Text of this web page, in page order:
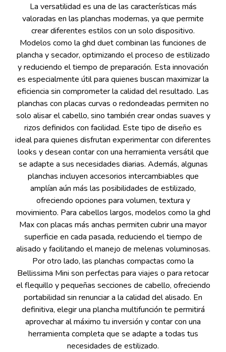
La versatilidad es una de las características más
valoradas en las planchas modernas, ya que permite
crear diferentes estilos con un solo dispositivo.
Modelos como la ghd duet combinan las funciones de
plancha y secador, optimizando el proceso de estilizado
y reduciendo el tiempo de preparación. Esta innovación
es especialmente útil para quienes buscan maximizar la
eficiencia sin comprometer la calidad del resultado. Las
planchas con placas curvas o redondeadas permiten no
solo alisar el cabello, sino también crear ondas suaves y
rizos definidos con facilidad. Este tipo de diseño es
ideal para quienes disfrutan experimentar con diferentes
looks y desean contar con una herramienta versátil que
se adapte a sus necesidades diarias. Además, algunas
planchas incluyen accesorios intercambiables que
amplían aún más las posibilidades de estilizado,
ofreciendo opciones para volumen, textura y
movimiento. Para cabellos largos, modelos como la ghd
Max con placas más anchas permiten cubrir una mayor
superficie en cada pasada, reduciendo el tiempo de
alisado y facilitando el manejo de melenas voluminosas.
Por otro lado, las planchas compactas como la
Bellissima Mini son perfectas para viajes o para retocar
el flequillo y pequeñas secciones de cabello, ofreciendo
portabilidad sin renunciar a la calidad del alisado. En
definitiva, elegir una plancha multifunción te permitirá
aprovechar al máximo tu inversión y contar con una
herramienta completa que se adapte a todas tus
necesidades de estilizado.